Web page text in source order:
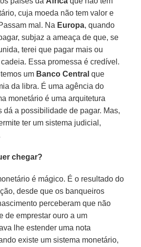
cuja moeda não tem valor e
mal. Na Europa, quando
subjaz a ameaça de que, se
terei que pagar mais ou
Essa promessa é credível.
um Banco Central que
da libra. É uma agência do
monetário é uma arquitetura
dá a possibilidade de pagar. Mas,
ter um sistema judicial,
chegar?
é mágico. É o resultado do
desde que os banqueiros
perceberam que não
de emprestar ouro a um
lhe estender uma nota
existe um sistema monetário,